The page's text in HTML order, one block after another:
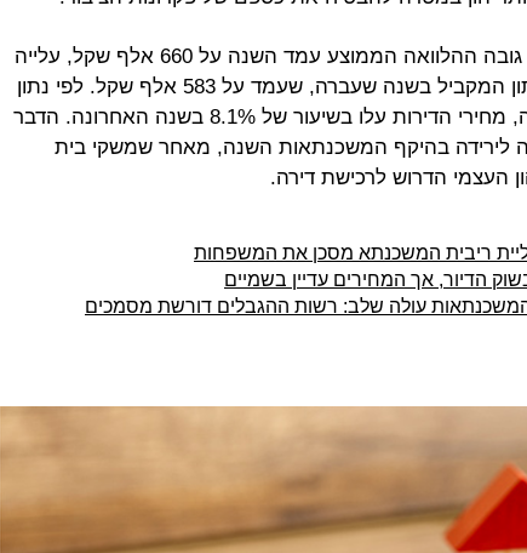
עוד עולה מהנתונים כי גובה ההלוואה הממוצע עמד השנה על 660 אלף שקל, עלייה
של 13% בהשוואה לנתון המקביל בשנה שעברה, שעמד על 583 אלף שקל. לפי נתון
נוסף שפורסם לאחרונה, מחירי הדירות עלו בשיעור של 8.1% בשנה האחרונה. הדבר
לירידה בהיקף המשכנתאות השנה, מאחר שמשקי בית
העצמי הדרוש לרכישת דירה.
ריבית המשכנתא מסכן את המשפחות
הדיור, אך המחירים עדיין בשמיים
המשכנתאות עולה שלב: רשות ההגבלים דורשת מסמכים